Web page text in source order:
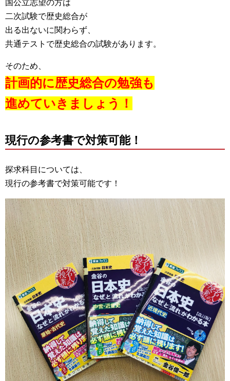
国公立志望の方は
二次試験で歴史総合が
出る出ないに関わらず、
共通テストで歴史総合の試験があります。
そのため、
計画的に歴史総合の勉強も
進めていきましょう！
現行の参考書で対策可能！
探求科目については、
現行の参考書で対策可能です！